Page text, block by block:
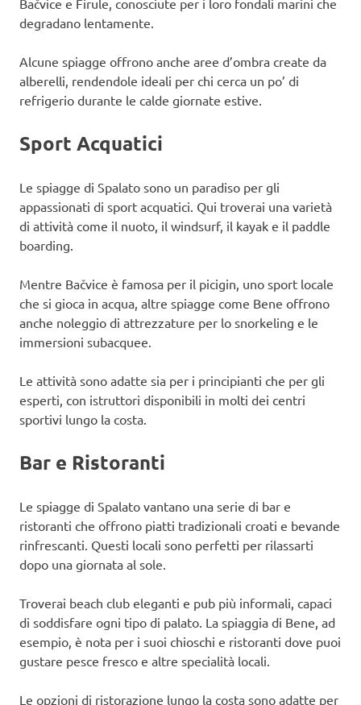
degradano lentamente.
Alcune spiagge offrono anche aree d’ombra create da
alberelli, rendendole ideali per chi cerca un po’ di
refrigerio durante le calde giornate estive.
Sport Acquatici
Le spiagge di Spalato sono un paradiso per gli
appassionati di sport acquatici. Qui troverai una varietà
di attività come il nuoto, il windsurf, il kayak e il paddle
boarding.
Mentre Bačvice è famosa per il picigin, uno sport locale
che si gioca in acqua, altre spiagge come Bene offrono
anche noleggio di attrezzature per lo snorkeling e le
immersioni subacquee.
Le attività sono adatte sia per i principianti che per gli
esperti, con istruttori disponibili in molti dei centri
sportivi lungo la costa.
Bar e Ristoranti
Le spiagge di Spalato vantano una serie di bar e
ristoranti che offrono piatti tradizionali croati e bevande
rinfrescanti. Questi locali sono perfetti per rilassarti
dopo una giornata al sole.
Troverai beach club eleganti e pub più informali, capaci
di soddisfare ogni tipo di palato. La spiaggia di Bene, ad
esempio, è nota per i suoi chioschi e ristoranti dove puoi
gustare pesce fresco e altre specialità locali.
Le opzioni di ristorazione lungo la costa sono adatte per